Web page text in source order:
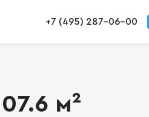
+7 (495) 287-06-00
м²